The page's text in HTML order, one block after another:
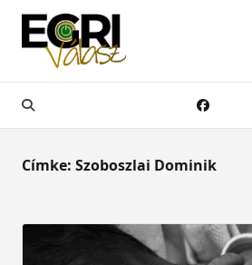
Skip
content
Címke: Szoboszlai Dominik